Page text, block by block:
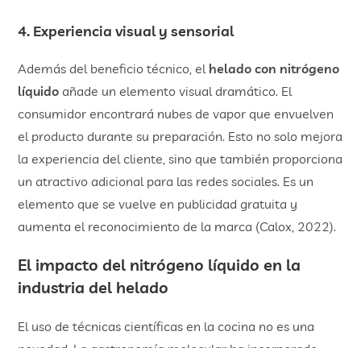
4. Experiencia visual y sensorial
Además del beneficio técnico, el helado con nitrógeno
líquido añade un elemento visual dramático. El
consumidor encontrará nubes de vapor que envuelven
el producto durante su preparación. Esto no solo mejora
la experiencia del cliente, sino que también proporciona
un atractivo adicional para las redes sociales. Es un
elemento que se vuelve en publicidad gratuita y
aumenta el reconocimiento de la marca (Calox, 2022).
El impacto del nitrógeno líquido en la
industria del helado
El uso de técnicas científicas en la cocina no es una